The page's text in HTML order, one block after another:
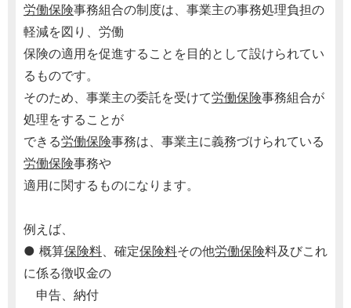
労働保険事務組合の制度は、事業主の事務処理負担の
軽減を図り、労働
保険の適用を促進することを目的として設けられてい
るものです。
そのため、事業主の委託を受けて労働保険事務組合が
処理をすることが
できる労働保険事務は、事業主に義務づけられている
労働保険事務や
適用に関するものになります。
例えば、
● 概算保険料、確定保険料その他労働保険料及びこれ
に係る徴収金の
申告、納付